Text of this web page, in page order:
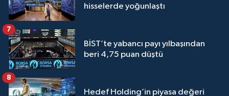
hisselerde yoğunlaştı
BİST’te yabancı payı yılbaşından
beri 4,75 puan düştü
7
Hedef Holding’in piyasa değeri
8